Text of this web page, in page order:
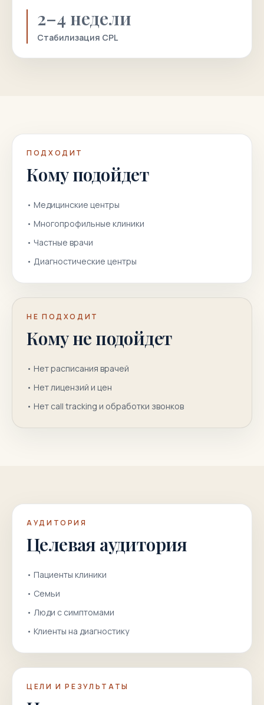
2–4 недели
Стабилизация CPL
ПОДХОДИТ
Кому подойдет
• Медицинские центры
• Многопрофильные клиники
• Частные врачи
• Диагностические центры
НЕ ПОДХОДИТ
Кому не подойдет
• Нет расписания врачей
• Нет лицензий и цен
• Нет call tracking и обработки звонков
АУДИТОРИЯ
Целевая аудитория
• Пациенты клиники
• Семьи
• Люди с симптомами
• Клиенты на диагностику
ЦЕЛИ И РЕЗУЛЬТАТЫ